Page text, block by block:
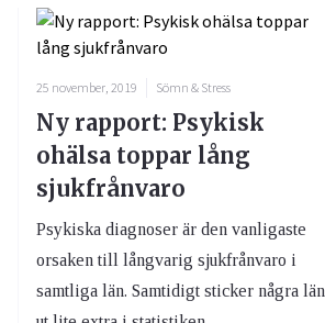
25 november, 2019 Sömn & Stress
Ny rapport: Psykisk
ohälsa toppar lång
sjukfrånvaro
Psykiska diagnoser är den vanligaste
orsaken till långvarig sjukfrånvaro i
samtliga län. Samtidigt sticker några län